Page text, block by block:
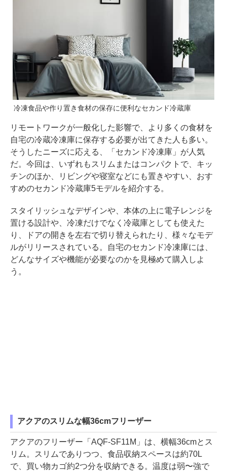
冷凍食品や作り置き食材の保存に便利なセカンド冷蔵庫
リモートワークが一般化した影響で、より多くの食材を
自宅の冷蔵冷凍庫に保存する必要が出てきた人も多い。
そうしたニーズに応える、「セカンド冷凍庫」が人気
だ。今回は、いずれもスリムまたはコンパクトで、キッ
チンのほか、リビングや寝室などにも置きやすい、おす
すめのセカンド冷蔵庫5モデルを紹介する。
スタイリッシュなデザインや、本体の上に電子レンジを
置ける設計や、冷凍だけでなく冷蔵庫としても使えた
り、ドアの開きを左右で切り替えられたり、様々なモデ
ルがリリースされている。自宅のセカンド冷凍庫には、
どんなサイズや機能が必要なのかを見極めて購入しよ
う。
アクアのスリムな幅36cmフリーザー
アクアのフリーザー「AQF-SF11M」は、横幅36cmとス
リム。スリムでありつつ、食品収納スペースは約70L
で、買い物カゴ約2つ分を収納できる。温度は弱〜強で